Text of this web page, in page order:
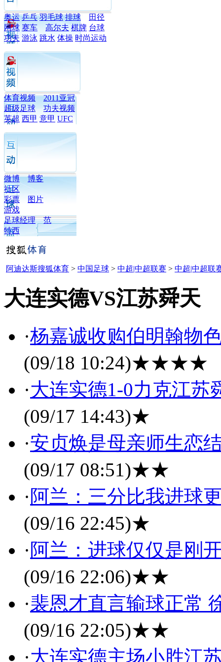
奥运 乒乓 羽毛球 排球
田径
网球 赛车 高尔夫 棋牌 台球
功夫 游泳 跳水 体操 时尚运动
体育视频
2011亚冠
超级足球
功夫视频
英超 西甲 意甲 UFC
微博
博客
社区
彩票
图片
游戏
足球经理
范
特西
阿迪达斯搜狐体育 > 中国足球 > 中超|中超联赛 > 中超|中超联
大连实德VS江苏舜天
·杨嘉诚收购伯明翰物
(09/18 10:24)★★★★
·大连实德1-0力克江苏
(09/17 14:43)★
·安贞焕是母亲师生恋
(09/17 08:51)★★
·阿兰：三分比我进球
(09/16 22:45)★
·阿兰：进球仅仅是刚
(09/16 22:06)★★
·裴恩才直言输球正常
(09/16 22:05)★★
·大连实德主场小胜江